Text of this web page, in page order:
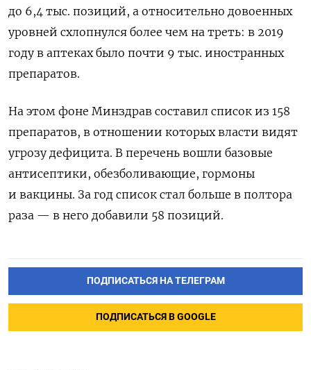
до 6,4 тыс. позиций, а относительно довоенных
уровней схлопнулся более чем на треть: в 2019
году в аптеках было почти 9 тыс. иностранных
препаратов.
На этом фоне Минздрав составил список из 158
препаратов, в отношении которых власти видят
угрозу дефицита. В перечень вошли базовые
антисептики, обезболивающие, гормоны
и вакцины. За год список стал больше в полтора
раза — в него добавили 58 позиций.
ПОДПИСАТЬСЯ НА ТЕЛЕГРАМ
ПОДПИСАТЬСЯ В GOOGLE